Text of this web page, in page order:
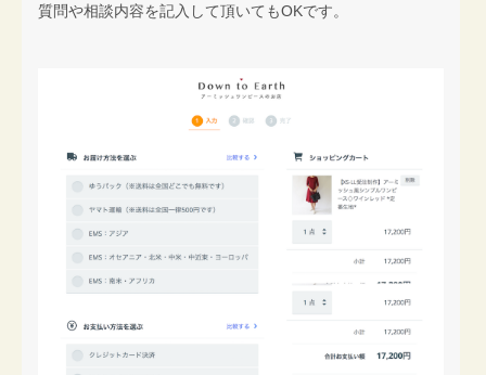
質問や相談内容を記入して頂いてもOKです。